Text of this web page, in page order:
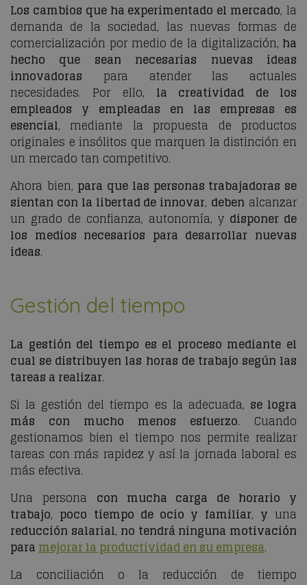
Los cambios que ha experimentado el mercado, la
demanda de la sociedad, las nuevas formas de
comercialización por medio de la digitalización, ha
hecho que sean necesarias nuevas ideas
innovadoras para atender las actuales
necesidades. Por ello, la creatividad de los
empleados y empleadas en las empresas es
esencial, mediante la propuesta de productos
originales e insólitos que marquen la distinción en
un mercado tan competitivo.
Ahora bien, para que las personas trabajadoras se
sientan con la libertad de innovar, deben alcanzar
un grado de confianza, autonomía, y disponer de
los medios necesarios para desarrollar nuevas
ideas.
Gestión del tiempo
La gestión del tiempo es el proceso mediante el
cual se distribuyen las horas de trabajo según las
tareas a realizar.
Si la gestión del tiempo es la adecuada, se logra
más con mucho menos esfuerzo. Cuando
gestionamos bien el tiempo nos permite realizar
tareas con más rapidez y así la jornada laboral es
más efectiva.
Una persona con mucha carga de horario y
trabajo, poco tiempo de ocio y familiar, y una
reducción salarial, no tendrá ninguna motivación
paramejorar la productividad en su empresa.
La conciliación o la reducción de tiempo